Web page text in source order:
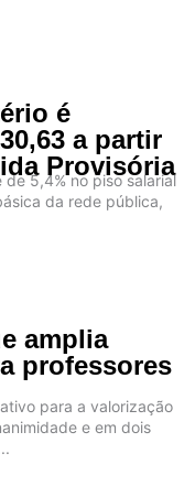
é
a partir
Provisória
de 5,4% no piso salarial
da rede pública,
amplia
professores
para a valorização
e em dois